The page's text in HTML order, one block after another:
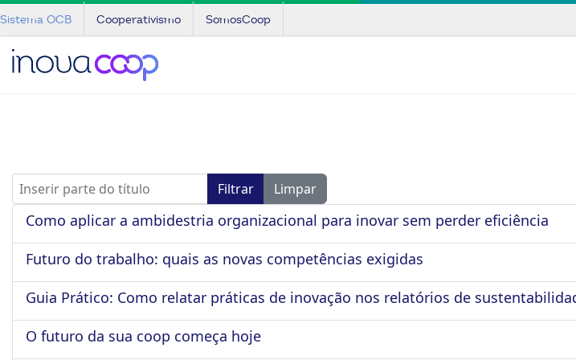
Sistema OCB Cooperativismo SomosCoop
Inserir parte do título Filtrar Limpar
Como aplicar a ambidestria organizacional para inovar sem perder eficiência
Futuro do trabalho: quais as novas competências exigidas
Guia Prático: Como relatar práticas de inovação nos relatórios de
O futuro da sua coop começa hoje